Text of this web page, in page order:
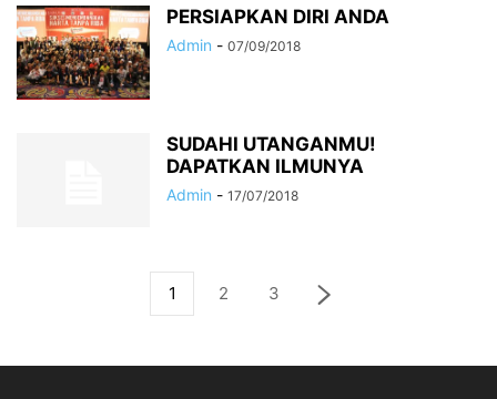
PERSIAPKAN DIRI ANDA
Admin - 07/09/2018
SUDAHI UTANGANMU!
DAPATKAN ILMUNYA
Admin - 17/07/2018
1 2 3